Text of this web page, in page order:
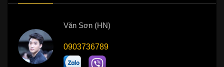
Văn Sơn (HN)
0903736789